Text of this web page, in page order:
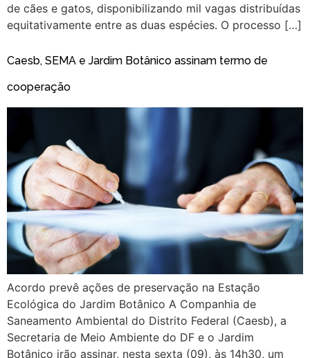
de cães e gatos, disponibilizando mil vagas distribuídas
equitativamente entre as duas espécies. O processo […]
Caesb, SEMA e Jardim Botânico assinam termo de
cooperação
Acordo prevê ações de preservação na Estação
Ecológica do Jardim Botânico A Companhia de
Saneamento Ambiental do Distrito Federal (Caesb), a
Secretaria de Meio Ambiente do DF e o Jardim
Botânico irão assinar, nesta sexta (09), às 14h30, um